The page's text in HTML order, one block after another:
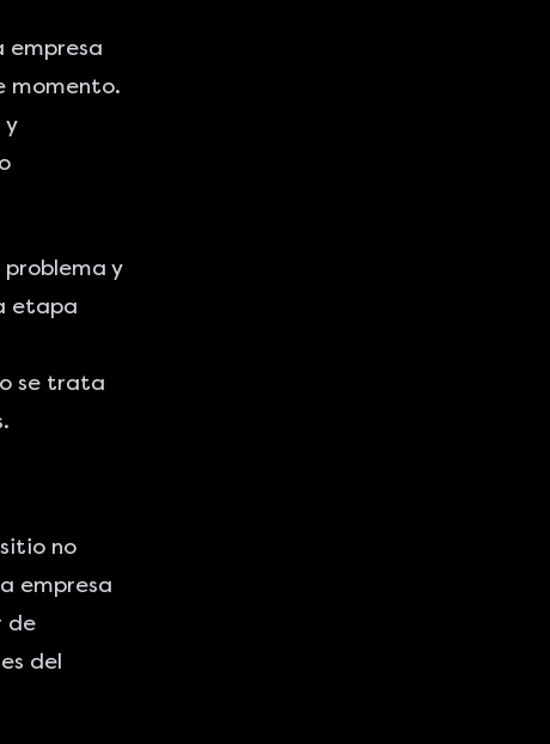
empresa
momento.
y
etapa
se trata
no
empresa
de
del